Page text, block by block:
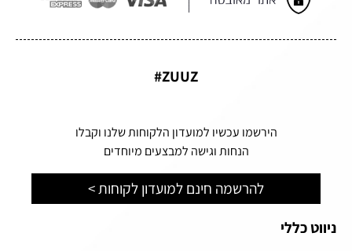
ZUUZ#
הירשמו עכשיו למועדון הלקוחות שלנו וקבלו
הנחות וגישה למבצעים מיוחדים
להרשמה חינם למועדון לקוחות >
ניווט כללי